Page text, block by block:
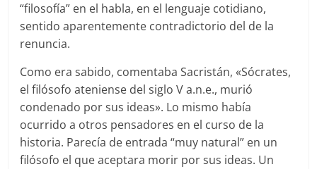
“filosofía” en el habla, en el lenguaje cotidiano,
sentido aparentemente contradictorio del de la
renuncia.
Como era sabido, comentaba Sacristán, «Sócrates,
el filósofo ateniense del siglo V a.n.e., murió
condenado por sus ideas». Lo mismo había
ocurrido a otros pensadores en el curso de la
historia. Parecía de entrada “muy natural” en un
filósofo el que aceptara morir por sus ideas. Un